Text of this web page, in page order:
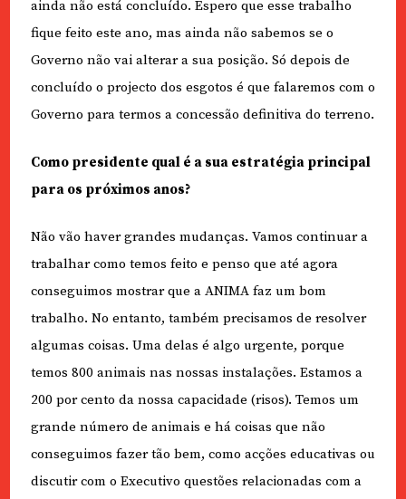
ainda não está concluído. Espero que esse trabalho
fique feito este ano, mas ainda não sabemos se o
Governo não vai alterar a sua posição. Só depois de
concluído o projecto dos esgotos é que falaremos com o
Governo para termos a concessão definitiva do terreno.
Como presidente qual é a sua estratégia principal
para os próximos anos?
Não vão haver grandes mudanças. Vamos continuar a
trabalhar como temos feito e penso que até agora
conseguimos mostrar que a ANIMA faz um bom
trabalho. No entanto, também precisamos de resolver
algumas coisas. Uma delas é algo urgente, porque
temos 800 animais nas nossas instalações. Estamos a
200 por cento da nossa capacidade (risos). Temos um
grande número de animais e há coisas que não
conseguimos fazer tão bem, como acções educativas ou
discutir com o Executivo questões relacionadas com a